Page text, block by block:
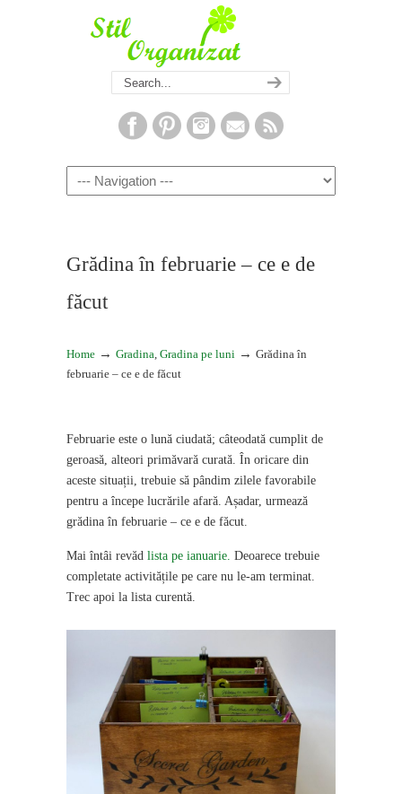
Navigation
Grădina în februarie – ce e de
făcut
Home → Gradina, Gradina pe luni → Grădina în
februarie – ce e de făcut
Februarie este o lună ciudată; câteodată cumplit de
geroasă, alteori primăvară curată. În oricare din
aceste situații, trebuie să pândim zilele favorabile
pentru a începe lucrările afară. Așadar, urmează
grădina în februarie – ce e de făcut.
Mai întâi revăd lista pe ianuarie. Deoarece trebuie
completate activitățile pe care nu le-am terminat.
Trec apoi la lista curentă.